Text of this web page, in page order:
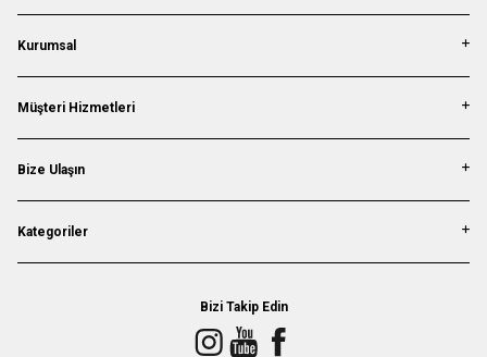
Kurumsal
Müşteri Hizmetleri
Bize Ulaşın
Kategoriler
Bizi Takip Edin